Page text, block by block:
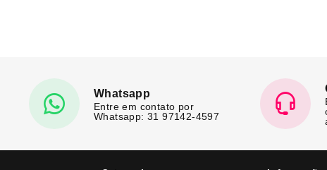
Whatsapp
Entre em contato por
Whatsapp: 31 97142-4597